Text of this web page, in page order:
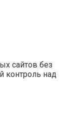
сайтов без
контроль над